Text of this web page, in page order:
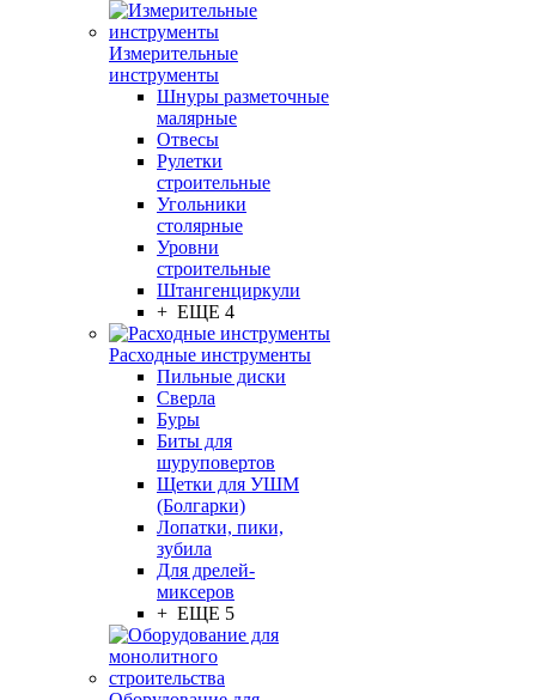
Измерительные
инструменты
Шнуры разметочные
малярные
Отвесы
Рулетки
строительные
Угольники
столярные
Уровни
строительные
Штангенциркули
+ ЕЩЕ 4
Расходные инструменты
Пильные диски
Сверла
Буры
Биты для
шуруповертов
Щетки для УШМ
(Болгарки)
Лопатки, пики,
зубила
Для дрелей-
миксеров
+ ЕЩЕ 5